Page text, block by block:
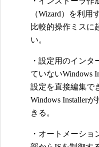
（Wizard）を利用
比較的操作ミスに
い。
・設定用のイン
ていないWindows
設定を直接編集で
Windows Installer
きる。
・オートメーシ